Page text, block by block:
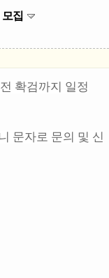
집
확검까지 일정
문자로 문의 및 신